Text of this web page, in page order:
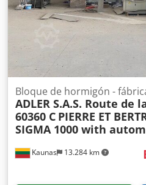
Kaunas 13.284 km
Bloque de hormigón -
ADLER S.A.S. Route de
60360 C PIERRE ET
SIGMA 1000 with autom